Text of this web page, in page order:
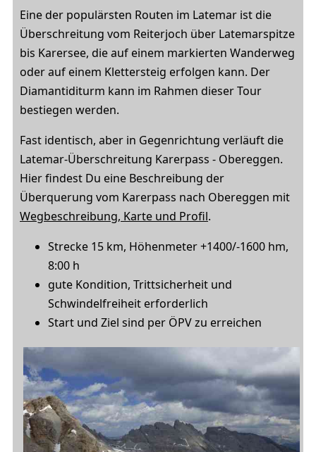
Eine der populärsten Routen im Latemar ist die
Überschreitung vom Reiterjoch über Latemarspitze
bis Karersee, die auf einem markierten Wanderweg
oder auf einem Klettersteig erfolgen kann. Der
Diamantiditurm kann im Rahmen dieser Tour
bestiegen werden.
Fast identisch, aber in Gegenrichtung verläuft die
Latemar-Überschreitung Karerpass - Obereggen.
Hier findest Du eine Beschreibung der
Überquerung vom Karerpass nach Obereggen mit
Wegbeschreibung, Karte und Profil.
Strecke 15 km, Höhenmeter +1400/-1600 hm,
8:00 h
gute Kondition, Trittsicherheit und
Schwindelfreiheit erforderlich
Start und Ziel sind per ÖPV zu erreichen